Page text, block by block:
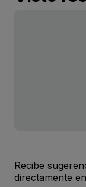
Recibe
directamente